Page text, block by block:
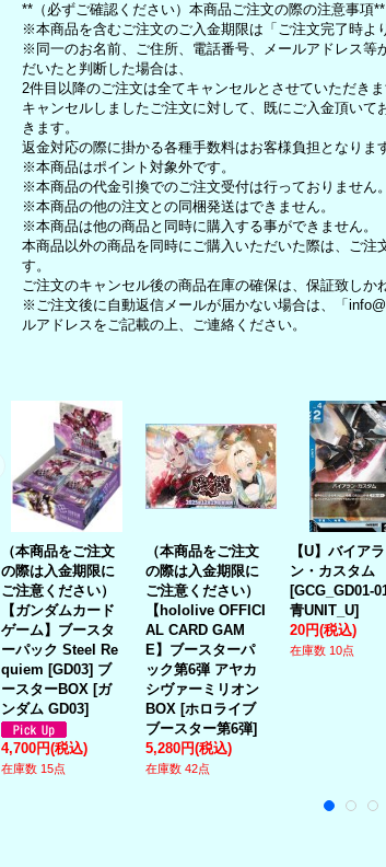
**（必ずご確認ください）本商品ご注文の際の注意事項**
※本商品を含むご注文のご入金期限は「ご注文完了時よ
※同一のお名前、ご住所、電話番号、メールアドレス等
だいたと判断した場合は、
2件目以降のご注文は全てキャンセルとさせていただきま
キャンセルしましたご注文に対して、既にご入金頂い
きます。
返金対応の際に掛かる各種手数料はお客様負担となりま
※本商品はポイント対象外です。
※本商品の代金引換でのご注文受付は行っておりません。
※本商品の他の注文との同梱発送はできません。
※本商品は他の商品と同時に購入する事ができません。
本商品以外の商品を同時にご購入いただいた際は、ご注
す。
ご注文のキャンセル後の商品在庫の確保は、保証致しか
※ご注文後に自動返信メールが届かない場合は、「
ルアドレスをご記載の上、ご連絡ください。
（本商品をご注文
の際は入金期限に
ご注意ください）
【ガンダムカード
ゲーム】ブースタ
ーパック Steel Re
quiem [GD03] ブ
ースターBOX [ガ
ンダム GD03]
4,700円(税込)
在庫数 15点
（本商品をご注文
の際は入金期限に
ご注意ください）
【hololive OFFICI
AL CARD GAM
E】ブースターパ
ック第6弾 アヤカ
シヴァーミリオン
BOX [ホロライブ
ブースター第6弾]
5,280円(税込)
在庫数 42点
【U】バイアラ
ン・カスタム
[GCG_GD01-
青UNIT_U]
20円(税込)
在庫数 10点